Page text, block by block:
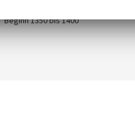
Beginn 1350 bis 1400